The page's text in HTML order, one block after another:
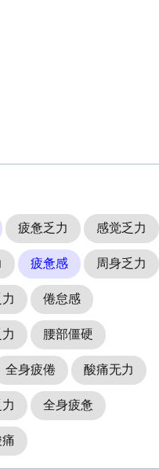
疲惫乏力 感觉乏力
疲惫感 周身乏力
倦怠感
腰部僵硬
全身疲倦 酸痛无力
全身疲惫